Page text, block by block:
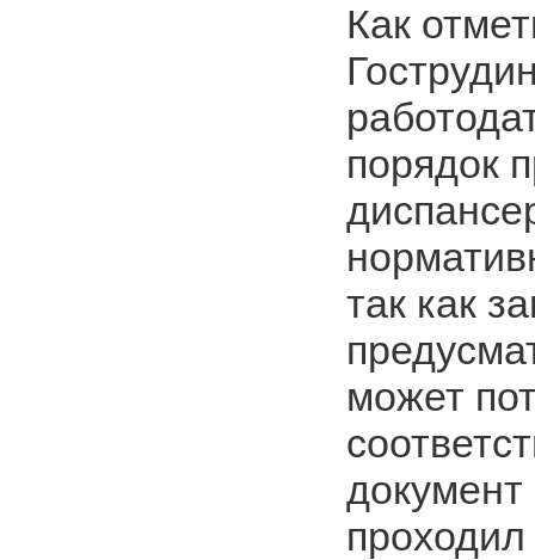
Как
порядок
так как
может
документ